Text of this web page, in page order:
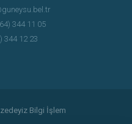
344 11 05
344 12 23
Bilgi İşlem